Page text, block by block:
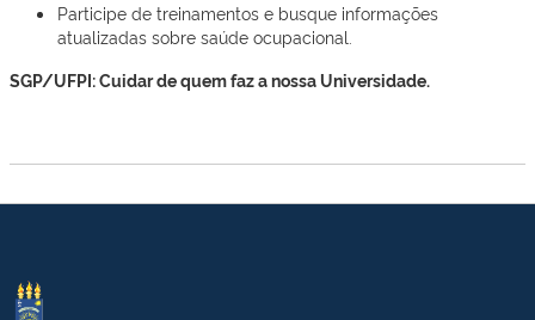
Participe de treinamentos e busque informações
atualizadas sobre saúde ocupacional.
SGP/UFPI: Cuidar de quem faz a nossa Universidade.